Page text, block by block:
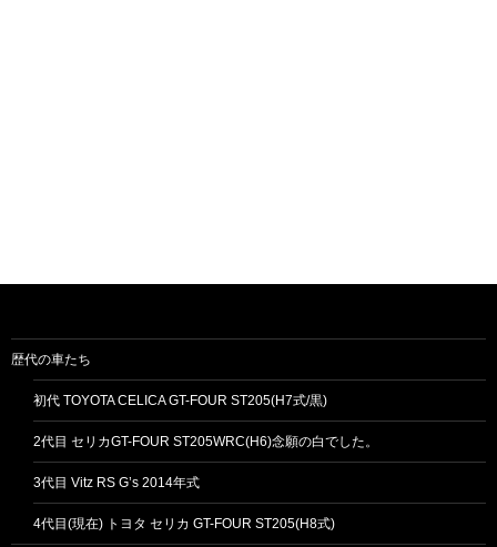
歴代の車たち
初代 TOYOTA CELICA GT-FOUR ST205(H7式/黒)
2代目 セリカGT-FOUR ST205WRC(H6)念願の白でした。
3代目 Vitz RS G’s 2014年式
4代目(現在) トヨタ セリカ GT-FOUR ST205(H8式)